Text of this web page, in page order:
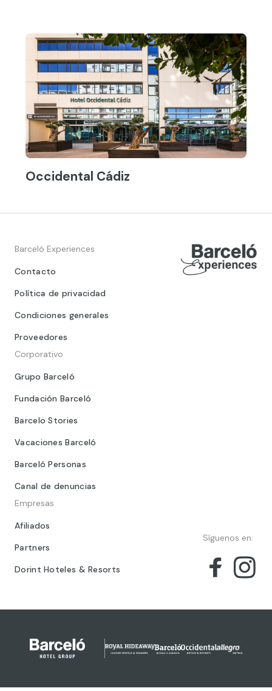
Occidental Cádiz
Barceló Experiences
Contacto
Política de privacidad
Condiciones generales
Proveedores
Corporativo
Grupo Barceló
Fundación Barceló
Barcelo Stories
Vacaciones Barceló
Barceló Personas
Canal de denuncias
Empresas
Afiliados
Partners
Dorint Hoteles & Resorts
Síguenos en: